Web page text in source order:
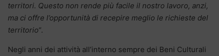
territori. Questo non rende più facile il nostro lavoro, anzi,
ma ci offre l’opportunità di recepire meglio le richieste del
territorio“.
Negli anni dei attività all’interno sempre dei Beni Culturali